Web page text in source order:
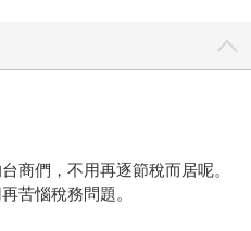
商們，不用再逐節稅而居呢。
苦惱稅務問題。